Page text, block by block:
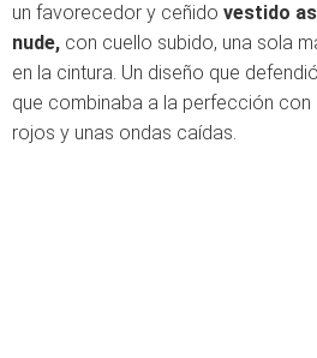
un favorecedor y ceñido vestido
nude, con cuello subido, una sola
en la cintura. Un diseño que
que combinaba a la perfección con
rojos y unas ondas caídas.